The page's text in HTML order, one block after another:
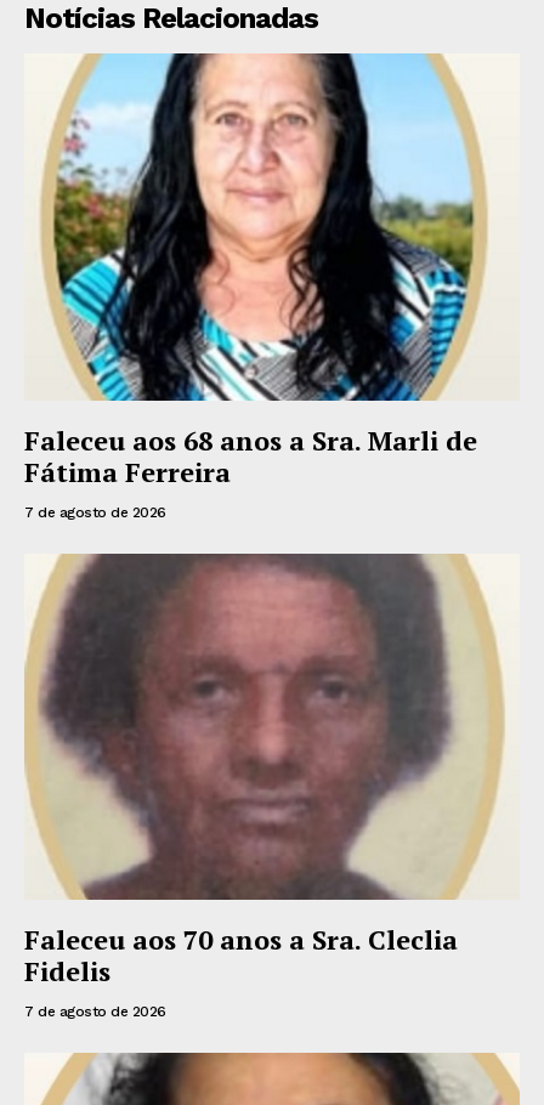
Notícias Relacionadas
Faleceu aos 68 anos a Sra. Marli de
Fátima Ferreira
7 de agosto de 2026
Faleceu aos 70 anos a Sra. Cleclia
Fidelis
7 de agosto de 2026